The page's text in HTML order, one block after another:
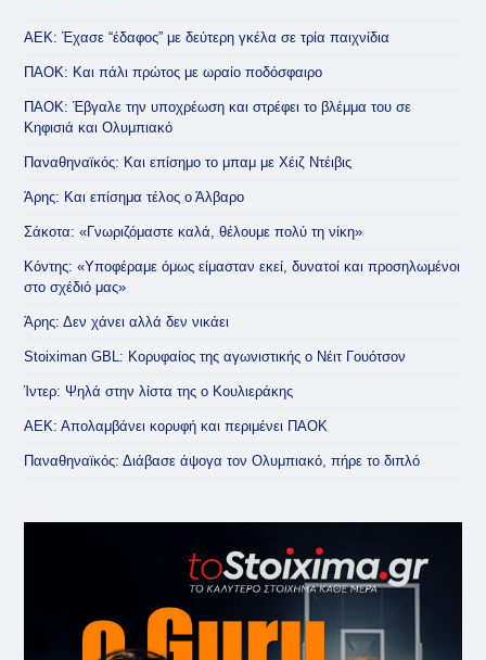
ΑΕΚ: Έχασε “έδαφος” με δεύτερη γκέλα σε τρία παιχνίδια
ΠΑΟΚ: Και πάλι πρώτος με ωραίο ποδόσφαιρο
ΠΑΟΚ: Έβγαλε την υποχρέωση και στρέφει το βλέμμα του σε
Κηφισιά και Ολυμπιακό
Παναθηναϊκός: Και επίσημο το μπαμ με Χέιζ Ντέιβις
Άρης: Και επίσημα τέλος ο Άλβαρο
Σάκοτα: «Γνωριζόμαστε καλά, θέλουμε πολύ τη νίκη»
Κόντης: «Υποφέραμε όμως είμασταν εκεί, δυνατοί και προσηλωμένοι
στο σχέδιό μας»
Άρης: Δεν χάνει αλλά δεν νικάει
Stoiximan GBL: Κορυφαίος της αγωνιστικής ο Νέιτ Γουότσον
Ίντερ: Ψηλά στην λίστα της ο Κουλιεράκης
ΑΕΚ: Απολαμβάνει κορυφή και περιμένει ΠΑΟΚ
Παναθηναϊκός: Διάβασε άψογα τον Ολυμπιακό, πήρε το διπλό